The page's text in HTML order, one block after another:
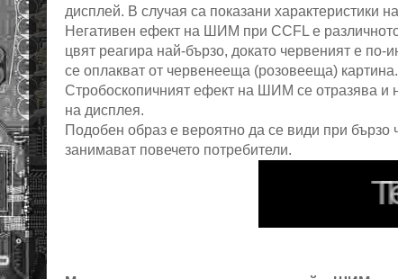
дисплей. В случая са показани характеристики
Негативен ефект на ШИМ при CCFL е
цвят реагира най-бързо, докато червеният е
се оплакват от червенееща (розовееща) картина.
Стробоскопичният ефект на ШИМ се отразява и
на дисплея.
Подобен образ е вероятно да се види при бързо
занимават повечето потребители.